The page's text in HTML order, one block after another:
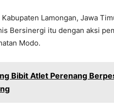
Kabupaten Lamongan, Jawa
Bersinergi itu dengan aksi
Modo.
Bibit Atlet Perenang